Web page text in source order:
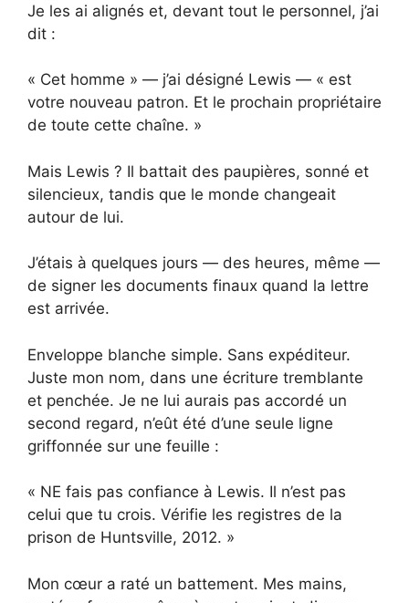
Je les ai alignés et, devant tout le personnel, j’ai
dit :
« Cet homme » — j’ai désigné Lewis — « est
votre nouveau patron. Et le prochain propriétaire
de toute cette chaîne. »
Mais Lewis ? Il battait des paupières, sonné et
silencieux, tandis que le monde changeait
autour de lui.
J’étais à quelques jours — des heures, même —
de signer les documents finaux quand la lettre
est arrivée.
Enveloppe blanche simple. Sans expéditeur.
Juste mon nom, dans une écriture tremblante
et penchée. Je ne lui aurais pas accordé un
second regard, n’eût été d’une seule ligne
griffonnée sur une feuille :
« NE fais pas confiance à Lewis. Il n’est pas
celui que tu crois. Vérifie les registres de la
prison de Huntsville, 2012. »
Mon cœur a raté un battement. Mes mains,